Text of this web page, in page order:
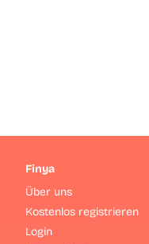
Finya
Über uns
Kostenlos registrieren
Login